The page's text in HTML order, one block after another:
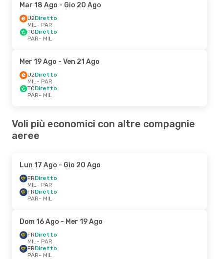
Mar 18 Ago - Gio 20 Ago
U2Diretto
MIL- PAR
TODiretto
PAR- MIL
Mer 19 Ago - Ven 21 Ago
U2Diretto
MIL- PAR
TODiretto
PAR- MIL
Voli più economici con altre compagnie
aeree
Lun 17 Ago - Gio 20 Ago
FRDiretto
MIL- PAR
FRDiretto
PAR- MIL
Dom 16 Ago - Mer 19 Ago
FRDiretto
MIL- PAR
FRDiretto
PAR- MIL